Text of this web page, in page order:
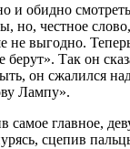
и обидно
но, честное
не выгодно.
берут». Так он
он сжалился
Лампу».
самое главное,
сцепив